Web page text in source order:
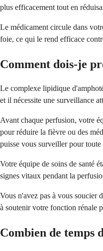
plus efficacement tout en
Le médicament circule dans
foie, ce qui le rend efficace
Comment dois-je
Le complexe lipidique
et il nécessite une surveillance
Avant chaque perfusion, votre
pour réduire la fièvre ou des
puisse vous surveiller pour
Votre équipe de soins de santé
signes vitaux pendant la
Vous n'avez pas à vous soucier
à soutenir votre fonction rénale
Combien de temps